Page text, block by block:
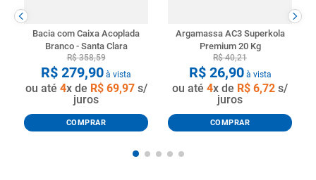
Bacia com Caixa Acoplada
Branco - Santa Clara
R$ 358,59
R$ 279,90 à vista
ou até 4x de R$ 69,97s/
juros
COMPRAR
Argamassa AC3 Superkola
Premium 20 Kg
R$ 40,21
R$ 26,90à vista
ou até 4x de R$ 6,72 s/
juros
COMPRAR